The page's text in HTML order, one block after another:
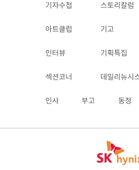
기자수첩 스토리칼럼
아트클럽 기고
인터뷰 기획특집
섹션코너 데일리뉴시
인사 부고 동정